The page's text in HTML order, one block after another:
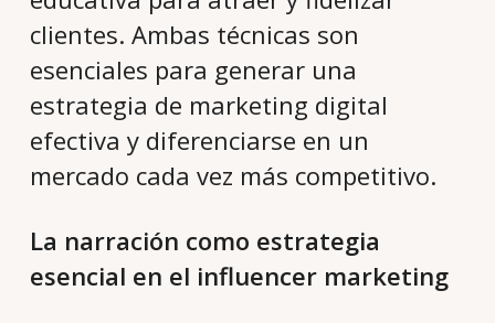
clientes. Ambas técnicas son
esenciales para generar una
estrategia de marketing digital
efectiva y diferenciarse en un
mercado cada vez más competitivo.
La narración como estrategia
esencial en el influencer marketing